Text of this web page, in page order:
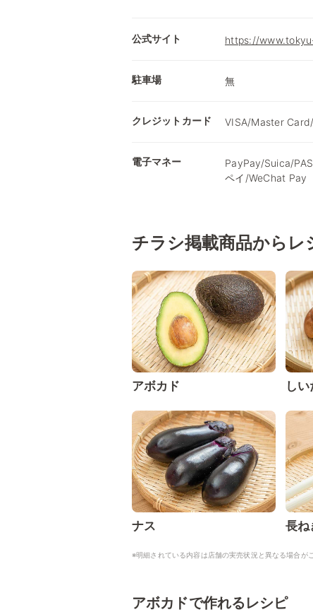
公式サイト https://
駐車場 無
クレジットカード VISA/Master
電子マネー
PayPay/Suica/
ペイ/WeChat Pay
チラシ掲載商品からレ
アボカド し
ナス 長ね
※明細されている内容は店舗の実売状況と異なる場合が
アボカドで作れるレシピ